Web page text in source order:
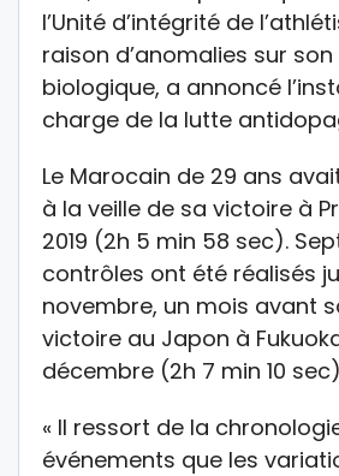
l’Unité d’intégrité de
raison d’anomalies sur
biologique, a annoncé
charge de la lutte
Le Marocain de 29 ans
à la veille de sa victoire à
2019 (2h 5 min 58 sec).
contrôles ont été réalisés
novembre, un mois avant
victoire au Japon à
décembre (2h 7 min 10
« Il ressort de la
événements que les